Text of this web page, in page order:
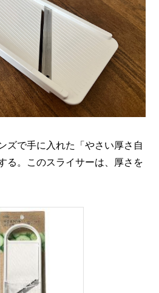
ズで手に入れた「やさい厚さ自
る。このスライサーは、厚さを